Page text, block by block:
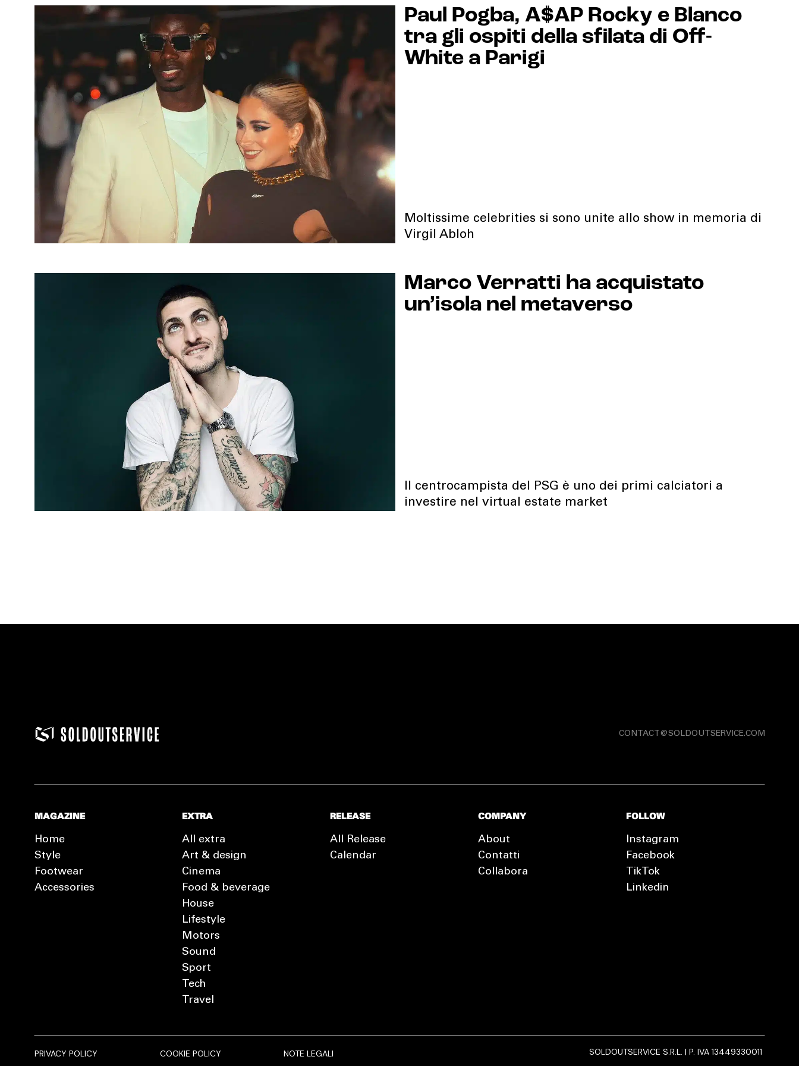
Paul Pogba, A$AP Rocky e Blanco
tra gli ospiti della sfilata di Off-
White a Parigi
Moltissime celebrities si sono unite allo show in memoria di
Virgil Abloh
Marco Verratti ha acquistato
un’isola nel metaverso
Il centrocampista del PSG è uno dei primi calciatori a
investire nel virtual estate market
CONTACT@SOLDOUTSERVICE.COM
MAGAZINE
Home
Style
Footwear
Accessories
EXTRA
All extra
Art & design
Cinema
Food & beverage
House
Lifestyle
Motors
Sound
Sport
Tech
Travel
RELEASE
All Release
Calendar
COMPANY
About
Contatti
Collabora
FOLLOW
Instagram
Facebook
TikTok
Linkedin
PRIVACY POLICY COOKIE POLICY NOTE LEGALI SOLDOUTSERVICE S.R.L. | P. IVA 13449330011